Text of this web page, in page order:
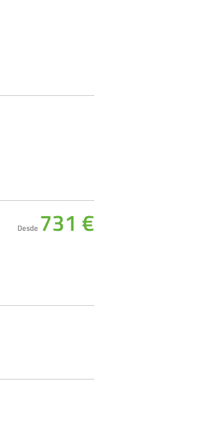
Desde 731 €